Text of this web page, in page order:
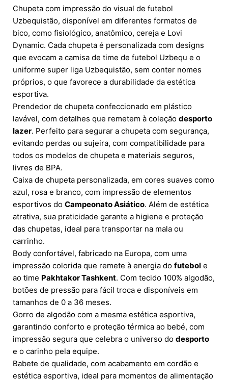
Chupeta com impressão do visual de futebol
Uzbequistão, disponível em diferentes formatos de
bico, como fisiológico, anatômico, cereja e Lovi
Dynamic. Cada chupeta é personalizada com designs
que evocam a camisa de time de futebol Uzbequ e o
uniforme super liga Uzbequistão, sem conter nomes
próprios, o que favorece a durabilidade da estética
esportiva.
Prendedor de chupeta confeccionado em plástico
lavável, com detalhes que remetem à coleção desporto
lazer. Perfeito para segurar a chupeta com segurança,
evitando perdas ou sujeira, com compatibilidade para
todos os modelos de chupeta e materiais seguros,
livres de BPA.
Caixa de chupeta personalizada, em cores suaves como
azul, rosa e branco, com impressão de elementos
esportivos do Campeonato Asiático. Além de estética
atrativa, sua praticidade garante a higiene e proteção
das chupetas, ideal para transportar na mala ou
carrinho.
Body confortável, fabricado na Europa, com uma
impressão colorida que remete à energia do futebol e
ao time Pakhtakor Tashkent. Com tecido 100% algodão,
botões de pressão para fácil troca e disponíveis em
tamanhos de 0 a 36 meses.
Gorro de algodão com a mesma estética esportiva,
garantindo conforto e proteção térmica ao bebé, com
impressão segura que celebra o universo do desporto
e o carinho pela equipe.
Babete de qualidade, com acabamento em cordão e
estética esportiva, ideal para momentos de alimentação